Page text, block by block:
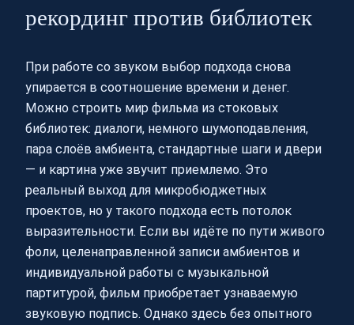
рекординг против библиотек
При работе со звуком выбор подхода снова
упирается в соотношение времени и денег.
Можно строить мир фильма из стоковых
библиотек: диалоги, немного шумоподавления,
пара слоёв амбиента, стандартные шаги и двери
— и картина уже звучит приемлемо. Это
реальный выход для микробюджетных
проектов, но у такого подхода есть потолок
выразительности. Если вы идёте по пути живого
фоли, целенаправленной записи амбиентов и
индивидуальной работы с музыкальной
партитурой, фильм приобретает узнаваемую
звуковую подпись. Однако здесь без опытного